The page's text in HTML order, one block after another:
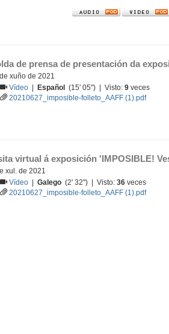
de prensa de presentación da
xuño de 2021
Vídeo
Español (15' 05'') | Visto:9 veces
20210627_imposible-folleto_AAFF (1).pdf
virtual á exposición 'IMPOSIBLE!
xul. de 2021
Vídeo
|Galego (2' 32'') | Visto:36 veces
20210627_imposible-folleto_AAFF (1).pdf